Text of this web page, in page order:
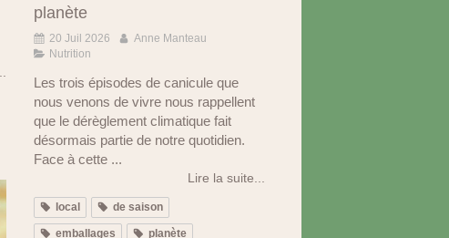
planète
20 Juil 2026
Anne Manteau
Nutrition
Les trois épisodes de canicule que
nous venons de vivre nous rappellent
que le dérèglement climatique fait
désormais partie de notre quotidien.
Face à cette ...
Lire la suite...
local de saison
emballages planète